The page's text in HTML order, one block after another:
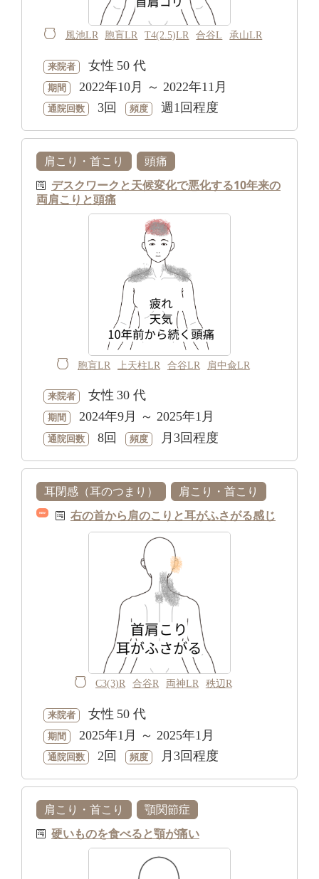
風池LR 胞肓LR T4(2.5)LR 合谷L 承山LR
来院者 女性 50 代
期間 2022年10月 ～ 2022年11月
通院回数 3回 頻度 週1回程度
肩こり・首こり 頭痛
デスクワークと天候変化で悪化する10年来の
両肩こりと頭痛
胞肓LR 上天柱LR 合谷LR 肩中兪LR
来院者 女性 30 代
期間 2024年9月 ～ 2025年1月
通院回数 8回 頻度 月3回程度
耳閉感（耳のつまり） 肩こり・首こり
NEW 右の首から肩のこりと耳がふさがる感じ
C3(3)R 合谷R 両神LR 秩辺R
来院者 女性 50 代
期間 2025年1月 ～ 2025年1月
通院回数 2回 頻度 月3回程度
肩こり・首こり 顎関節症
硬いものを食べると顎が痛い